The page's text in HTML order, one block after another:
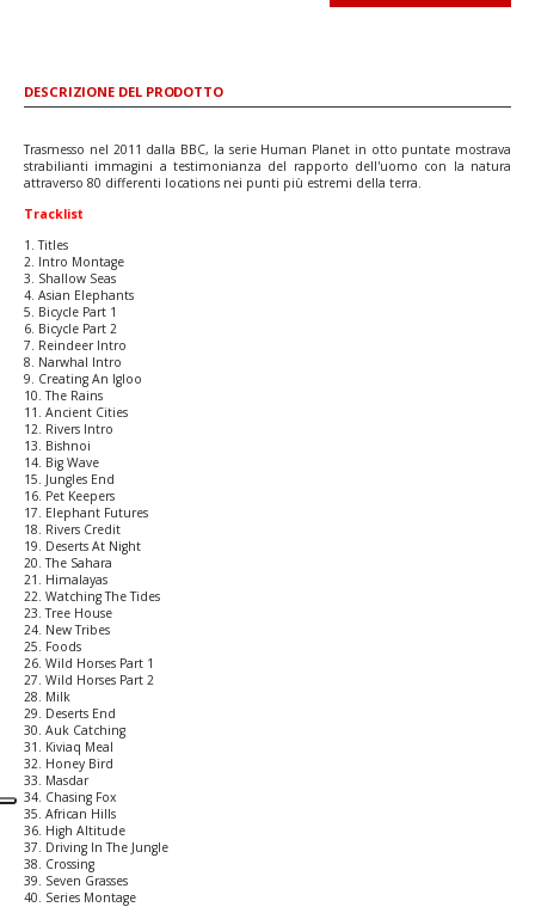
DESCRIZIONE DEL PRODOTTO
Trasmesso nel 2011 dalla BBC, la serie Human Planet in otto puntate mostrava
strabilianti immagini a testimonianza del rapporto dell'uomo con la natura
attraverso 80 differenti locations nei punti più estremi della terra.
Tracklist
1. Titles
2. Intro Montage
3. Shallow Seas
4. Asian Elephants
5. Bicycle Part 1
6. Bicycle Part 2
7. Reindeer Intro
8. Narwhal Intro
9. Creating An Igloo
10. The Rains
11. Ancient Cities
12. Rivers Intro
13. Bishnoi
14. Big Wave
15. Jungles End
16. Pet Keepers
17. Elephant Futures
18. Rivers Credit
19. Deserts At Night
20. The Sahara
21. Himalayas
22. Watching The Tides
23. Tree House
24. New Tribes
25. Foods
26. Wild Horses Part 1
27. Wild Horses Part 2
28. Milk
29. Deserts End
30. Auk Catching
31. Kiviaq Meal
32. Honey Bird
33. Masdar
34. Chasing Fox
35. African Hills
36. High Altitude
37. Driving In The Jungle
38. Crossing
39. Seven Grasses
40. Series Montage